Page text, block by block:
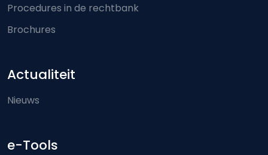
Procedures in de rechtbank
Brochures
Actualiteit
Nieuws
e-Tools